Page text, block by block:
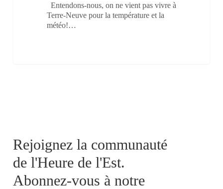
Entendons-nous, on ne vient pas vivre à
Terre-Neuve pour la température et la
météo!…
Rejoignez la communauté
de l'Heure de l'Est.
Abonnez-vous à notre